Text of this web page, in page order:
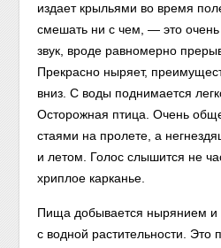
издает крыльями во время
смешать ни с чем, — это
звук, вроде равномерно
Прекрасно ныряет,
вниз. С воды поднимается
Осторожная птица. Очень
стаями на пролете, а
и летом. Голос слышится не
хриплое карканье.
Пища добывается нырянием и
с водной растительности. Это